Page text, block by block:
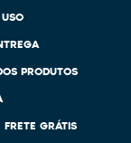
PRODUTOS
GRÁTIS